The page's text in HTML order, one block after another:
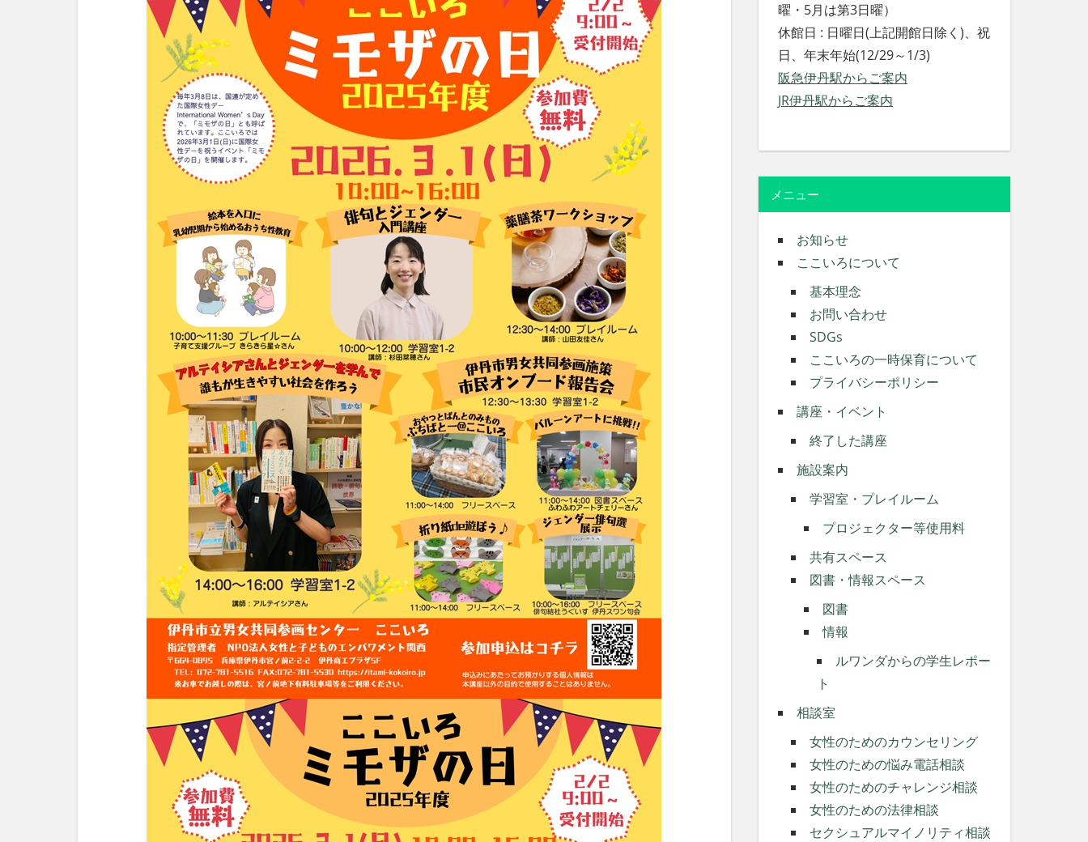
曜・5月は第3日曜）
休館日 : 日曜日(上記開館日除く)、祝
日、年末年始(12/29～1/3)
阪急伊丹駅からご案内
JR伊丹駅からご案内
メニュー
お知らせ
ここいろについて
基本理念
お問い合わせ
SDGs
ここいろの一時保育について
プライバシーポリシー
講座・イベント
終了した講座
施設案内
学習室・プレイルーム
プロジェクター等使用料
共有スペース
図書・情報スペース
図書
情報
ルワンダからの学生レポー
ト
相談室
女性のためのカウンセリング
女性のための悩み電話相談
女性のためのチャレンジ相談
女性のための法律相談
セクシュアルマイノリティ相談